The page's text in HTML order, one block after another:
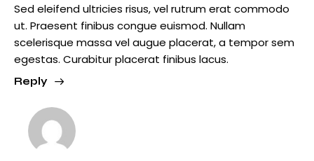
Sed eleifend ultricies risus, vel rutrum erat commodo
ut. Praesent finibus congue euismod. Nullam
scelerisque massa vel augue placerat, a tempor sem
egestas. Curabitur placerat finibus lacus.
Reply